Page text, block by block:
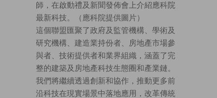
師，在啟動禮及新聞發佈會上介紹應科院
最新科技。（應科院提供圖片）
這個聯盟匯聚了政府及監管機構、學術及
研究機構、建造業持份者、房地產市場參
與者、技術提供者和業界組織，涵蓋了完
整的建築及房地產科技生態圈和產業鏈。
我們將繼續透過創新和協作，推動更多前
沿科技在現實場景中落地應用，改革傳統